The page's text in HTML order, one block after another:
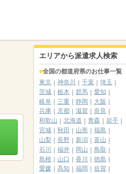
エリアから派遣求人検索
全国の都道府県のお仕事一覧
東京
神奈川 千葉
埼玉
茨城
栃木 群馬
愛知
岐阜
三重 静岡
大阪
兵庫
京都 滋賀
奈良
和歌山
北海道 青森
岩手
宮城
秋田 山形
福島
山梨
長野 新潟
富山
石川
福井 岡山
鳥取
島根
山口 香川
徳島
愛媛
高知 福岡
佐賀